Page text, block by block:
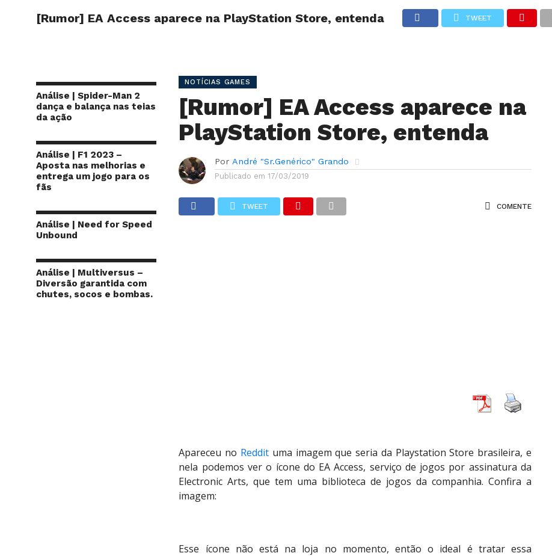
COBERTURA DE EVENTOS CRÍTICAS
[Rumor] EA Access aparece na PlayStation Store, entenda TWEET
Análise | Spider-Man 2
dança e balança nas teias
da ação
Análise | F1 2023 –
Aposta nas melhorias e
entrega um jogo para os
fãs
Análise | Need for Speed
Unbound
Análise | Multiversus –
Diversão garantida com
chutes, socos e bombas.
NOTÍCIAS GAMES
[Rumor] EA Access aparece na
PlayStation Store, entenda
Por André "Sr.Genérico" Grando
Publicado em 17/03/2019
TWEET COMENTE
Apareceu no Reddit uma imagem que seria da Playstation Store brasileira, e
nela podemos ver o ícone do EA Access, serviço de jogos por assinatura da
Electronic Arts, que tem uma biblioteca de jogos da companhia. Confira a
imagem:
Esse ícone não está na loja no momento, então o ideal é tratar essa